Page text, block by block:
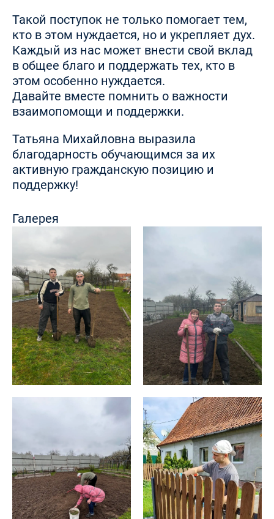
Такой поступок не только помогает тем,
кто в этом нуждается, но и укрепляет дух.
Каждый из нас может внести свой вклад
в общее благо и поддержать тех, кто в
этом особенно нуждается.
Давайте вместе помнить о важности
взаимопомощи и поддержки.
Татьяна Михайловна выразила
благодарность обучающимся за их
активную гражданскую позицию и
поддержку!
Галерея